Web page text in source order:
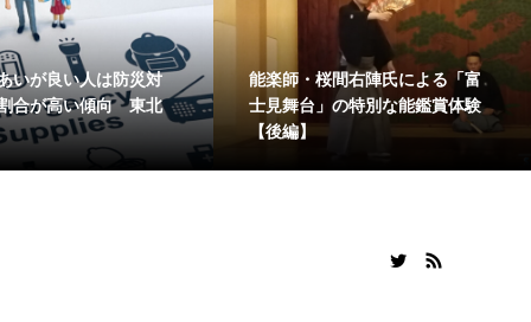
いが良い人は防災対
合が高い傾向 東北
能楽師・桜間右陣氏による「富
士見舞台」の特別な能鑑賞体験
【後編】